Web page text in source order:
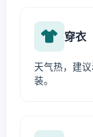
穿衣
天气热，建
装。